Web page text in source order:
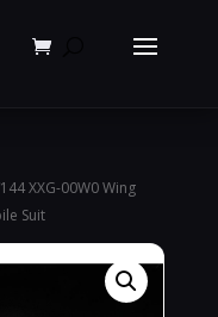
XXG-00W0 Wing
Suit